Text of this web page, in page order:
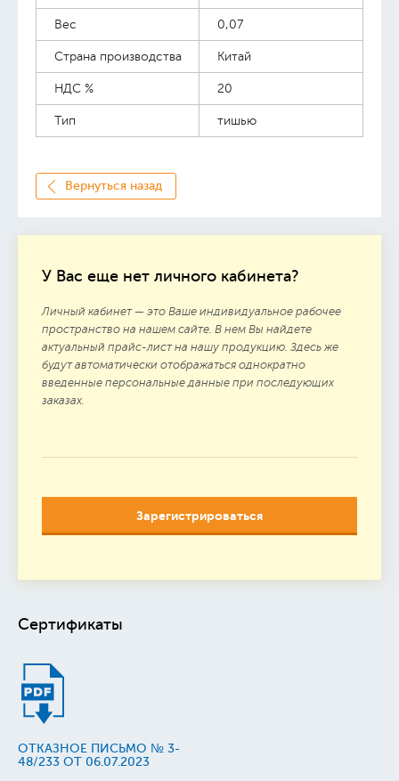
У Вас еще нет личного кабинета?
Личный кабинет — это Ваше индивидуальное рабочее
пространство на нашем сайте. В нем Вы найдете
актуальный прайс-лист на нашу продукцию. Здесь же
будут автоматически отображаться однократно
введенные персональные данные при последующих
заказах.
Зарегистрироваться
европодвес
Вес 0,07
Страна производства Китай
НДС % 20
Тип тишью
Вернуться назад
Сертификаты
ОТКАЗНОЕ ПИСЬМО № 3-
48/233 ОТ 06.07.2023